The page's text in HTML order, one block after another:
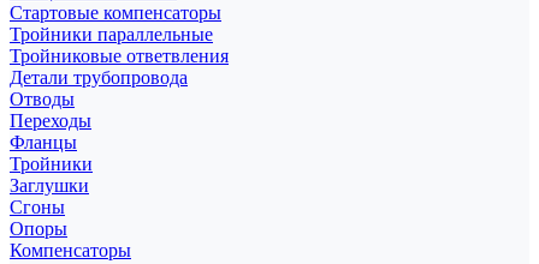
Стартовые компенсаторы
Тройники параллельные
Тройниковые ответвления
Детали трубопровода
Отводы
Переходы
Фланцы
Тройники
Заглушки
Сгоны
Опоры
Компенсаторы